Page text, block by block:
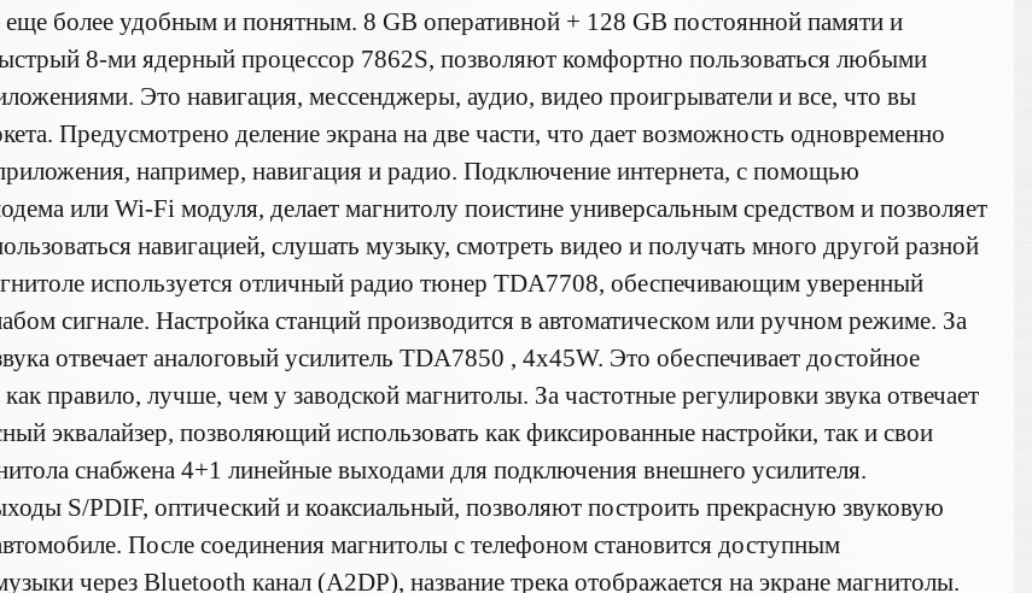
еще более удобным и понятным. 8 GB оперативной + 128 GB постоянной памяти и
8-ми ядерный процессор 7862S, позволяют комфортно пользоваться любыми
Это навигация, мессенджеры, аудио, видео проигрыватели и все, что вы
Предусмотрено деление экрана на две части, что дает возможность одновременно
например, навигация и радио. Подключение интернета, с помощью
или Wi-Fi модуля, делает магнитолу поистине универсальным средством и позволяет
навигацией, слушать музыку, смотреть видео и получать много другой разной
используется отличный радио тюнер TDA7708, обеспечивающим уверенный
сигнале. Настройка станций производится в автоматическом или ручном режиме. За
отвечает аналоговый усилитель TDA7850 , 4x45W. Это обеспечивает достойное
как правило, лучше, чем у заводской магнитолы. За частотные регулировки звука отвечает
эквалайзер, позволяющий использовать как фиксированные настройки, так и свои
снабжена 4+1 линейные выходами для подключения внешнего усилителя.
S/PDIF, оптический и коаксиальный, позволяют построить прекрасную звуковую
После соединения магнитолы с телефоном становится доступным
через Bluetooth канал (A2DP), название трека отображается на экране магнитолы.